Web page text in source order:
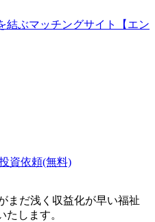
資依頼(無料)
まだ浅く収益化が早い福祉
します。